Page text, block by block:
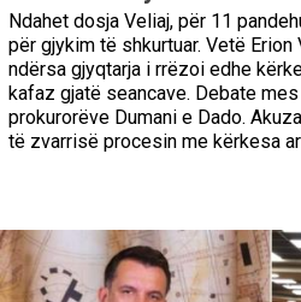
Ndahet dosja Veliaj, për 11
për gjykim të shkurtuar. Vetë
ndërsa gjyqtarja i rrëzoi edhe
kafaz gjatë seancave. Debate
prokurorëve Dumani e Dado.
të zvarrisë procesin me kërkesa